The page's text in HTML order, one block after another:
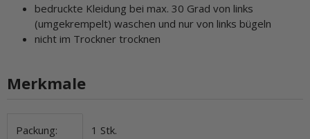
bedruckte Kleidung bei max. 30 Grad von links
(umgekrempelt) waschen und nur von links bügeln
nicht im Trockner trocknen
Merkmale
Produkteigenschaft
Wert
Packung: 1 Stk.